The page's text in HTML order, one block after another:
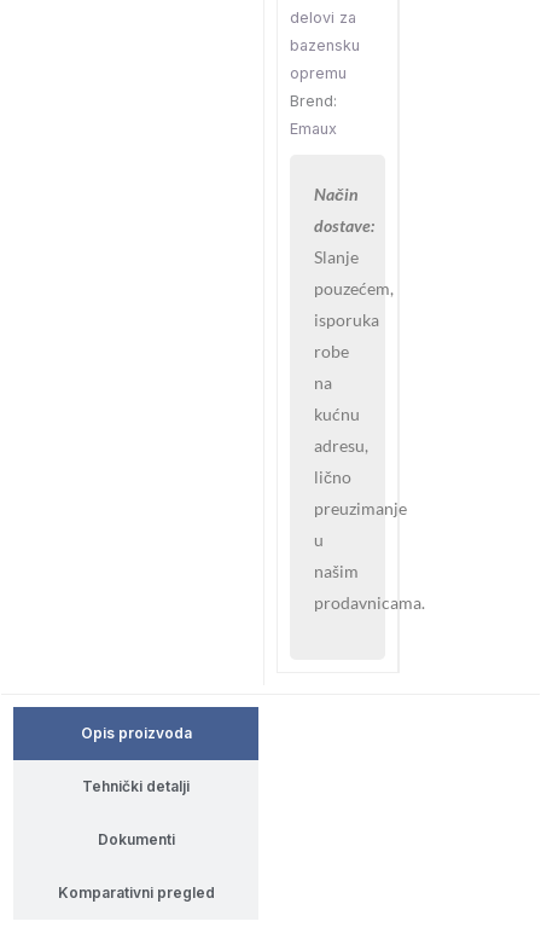
delovi za
bazensku
opremu
Brend:
Emaux
Način
dostave:
Slanje
pouzećem,
isporuka
robe
na
kućnu
adresu,
lično
preuzimanje
u
našim
prodavnicama.
Opis proizvoda
Tehnički detalji
Dokumenti
Komparativni pregled